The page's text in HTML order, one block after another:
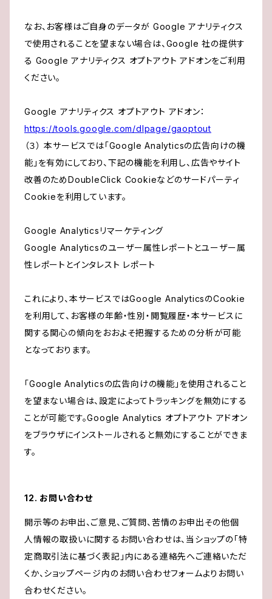
なお、お客様はご自身のデータが Google アナリティクス
で使用されることを望まない場合は、Google 社の提供す
る Google アナリティクス オプトアウト アドオンをご利用
ください。
Google アナリティクス オプトアウト アドオン：
https://tools.google.com/dlpage/gaoptout
（３） 本サービスでは「Google Analyticsの広告向けの機
能」を有効にしており、下記の機能を利用し、広告やサイト
改善のためDoubleClick Cookieなどのサードパーティ
Cookieを利用しています。
Google Analyticsリマーケティング
Google Analyticsのユーザー属性レポートとユーザー属
性レポートとインタレスト レポート
これにより、本サービスではGoogle AnalyticsのCookie
を利用して、お客様の年齢・性別・閲覧履歴・本サービスに
関する関心の傾向をおおよそ把握するための分析が可能
となっております。
「Google Analyticsの広告向けの機能」を使用されること
を望まない場合は、設定によってトラッキングを無効にする
ことが可能です。Google Analytics オプトアウト アドオン
をブラウザにインストールされると無効にすることができま
す。
12. お問い合わせ
開示等のお申出、ご意見、ご質問、苦情のお申出その他個
人情報の取扱いに関するお問い合わせは、当ショップの「特
定商取引法に基づく表記」内にある連絡先へご連絡いただ
くか、ショップページ内のお問い合わせフォームよりお問い
合わせください。